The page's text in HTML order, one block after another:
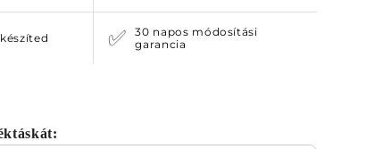
✅
30 napos módosítási
garancia